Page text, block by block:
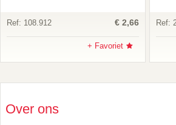
Ref: 108.912 € 2,66
+ Favoriet
Ref:
Over ons